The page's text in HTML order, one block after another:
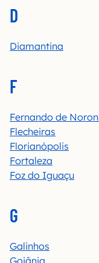
D
Diamantina
F
Fernando de
Flecheiras
Florianópolis
Fortaleza
Foz do Iguaçu
G
Galinhos
Goiânia